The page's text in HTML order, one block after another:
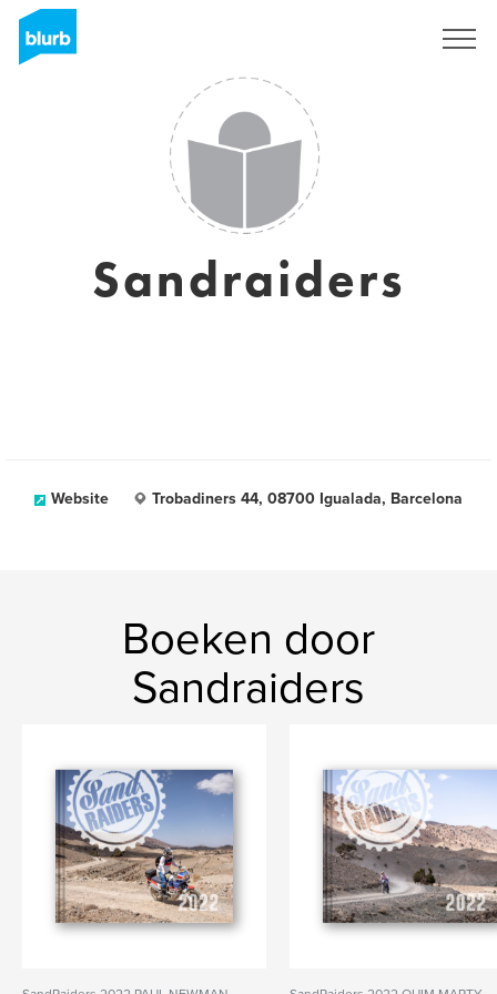
Sandraiders
Website Trobadiners 44, 08700 Igualada, Barcelona
Boeken door
Sandraiders